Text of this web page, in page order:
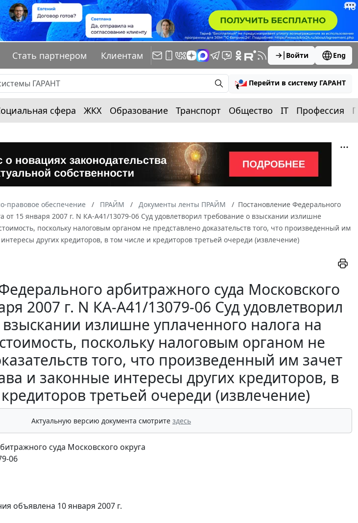
Стать партнером Клиентам Войти Eng
Перейти в систему ГАРАНТ
сфера ЖКХ Образование Транспорт Общество IT Профессия
правовое обеспечение ПРАЙМ Документы ленты ПРАЙМ
Постановление Федерального
от 15 января 2007 г. N КА-А41/13079-06 Суд удовлетворил требование о взыскании излишне
поскольку налоговым органом не представлено доказательств того, что произведенный им
других кредиторов, в том числе и кредиторов третьей очереди (извлечение)
арбитражного суда Московского
2007 г. N КА-А41/13079-06 Суд удовлетворил
излишне уплаченного налога на
поскольку налоговым органом не
того, что произведенный им зачет
и законные интересы других кредиторов, в
третьей очереди (извлечение)
Актуальную версию документа смотрите здесь
суда Московского округа
06
объявлена 10 января 2007 г.